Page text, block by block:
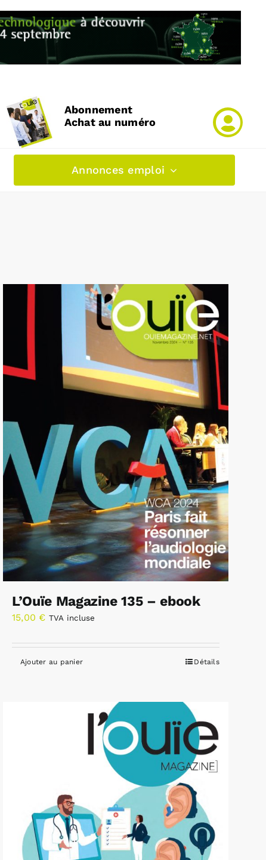
Abonnement
Achat au numéro
Annonces emploi
L’Ouïe Magazine 135 – ebook
15,00 € TVA incluse
Ajouter au panier Détails